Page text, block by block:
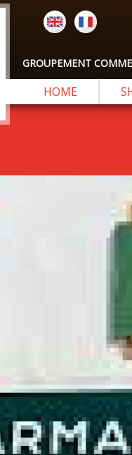
GROUPEMENT
HOME